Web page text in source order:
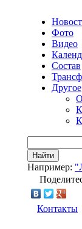
Фото
Видео
Состав
Другое
Найти
Например:
Контакты